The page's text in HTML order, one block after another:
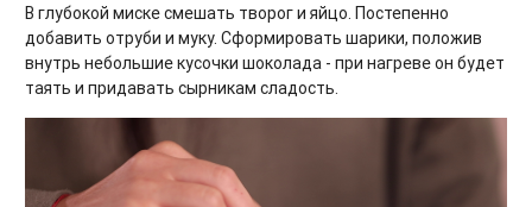
В глубокой миске смешать творог и яйцо. Постепенно
добавить отруби и муку. Сформировать шарики, положив
внутрь небольшие кусочки шоколада - при нагреве он будет
таять и придавать сырникам сладость.